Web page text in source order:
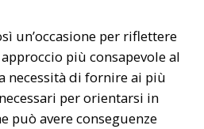
un’occasione per riflettere
più consapevole al
necessità di fornire ai più
per orientarsi in
può avere conseguenze